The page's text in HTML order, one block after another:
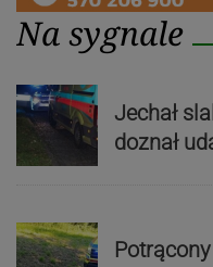
Na sygnale
Jechał
doznał